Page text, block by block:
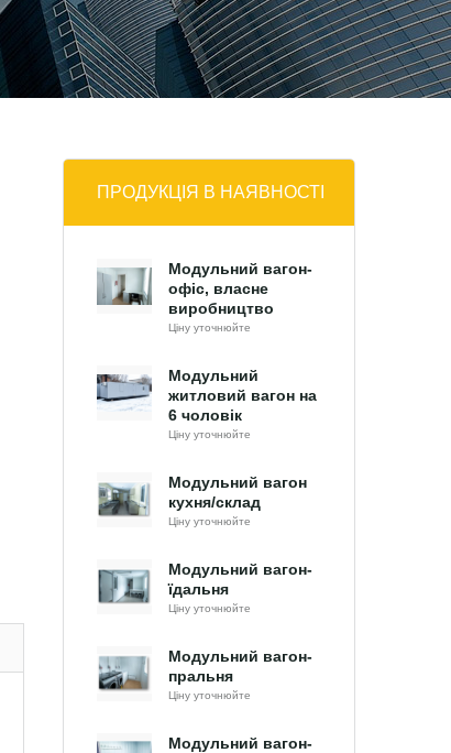
ПРОДУКЦІЯ В НАЯВНОСТІ
Модульний вагон-
офіс, власне
виробництво
Ціну уточнюйте
Модульний
житловий вагон на
6 чоловік
Ціну уточнюйте
Модульний вагон
кухня/склад
Ціну уточнюйте
Модульний вагон-
їдальня
Ціну уточнюйте
Модульний вагон-
пральня
Ціну уточнюйте
Модульний вагон-